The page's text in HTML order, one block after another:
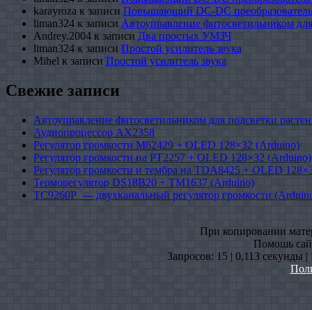
karayroza к записи Повышающий DC-DC
liman324 к записи Автоуправление фитосветильником
Andrey.2004 к записи Два простых УМЗЧ
liman324 к записи Простой усилитель звука
Mihel к записи Простой усилитель звука
Свежие записи
Автоуправление фитосветильником для подсветки
Аудиопроцессор AX2358
Регулятор громкости M62429 + OLED 128×32 (Arduino)
Регулятор громкости на PT2257 + OLED 128×32 (Arduino)
Регулятор громкости и тембра на TDA8425 + OLED
Терморегулятор DS18B20 + TM1637 (Arduino)
TC9260P — двухканальный регулятор громкости
При копировании
Помошь
Запросов: 15 | 0,113 секунды